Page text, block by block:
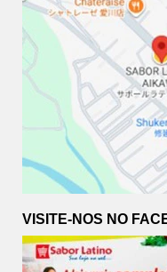
VISITE-NOS NO